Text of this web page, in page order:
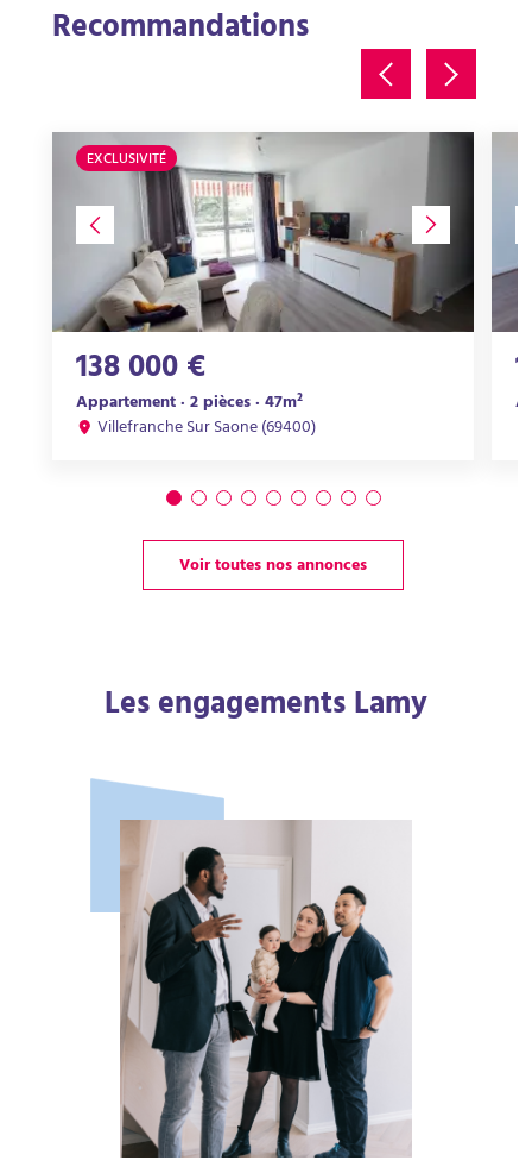
Recommandations
EXCLUSIVITÉ
138 000 €
Appartement · 2 pièces · 47m²
Villefranche Sur Saone (69400)
Voir toutes nos annonces
Les engagements Lamy